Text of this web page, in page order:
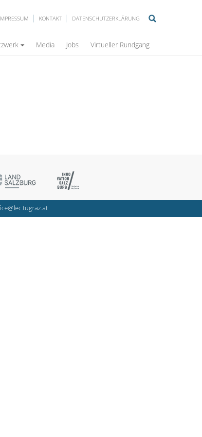
KONTAKT DATENSCHUTZERKLÄRUNG
Media Jobs Virtueller Rundgang